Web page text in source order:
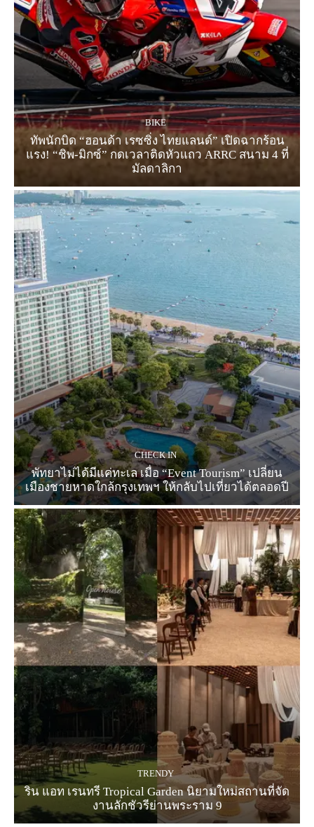
BIKE
ทัพนักบิด “ฮอนด้า เรซซิ่ง ไทยแลนด์” เปิดฉากร้อน
แรง! “ชิพ-มิกซ์” กดเวลาติดหัวแถว ARRC สนาม 4 ที่
มัลดาลิกา
CHECK IN
พัทยาไม่ได้มีแค่ทะเล เมื่อ “Event Tourism” เปลี่ยน
เมืองชายหาดใกล้กรุงเทพฯ ให้กลับไปเที่ยวได้ตลอดปี
TRENDY
ริน แอท เรนทรี Tropical Garden นิยามใหม่สถานที่จัด
งานลักชัวรีย่านพระราม 9